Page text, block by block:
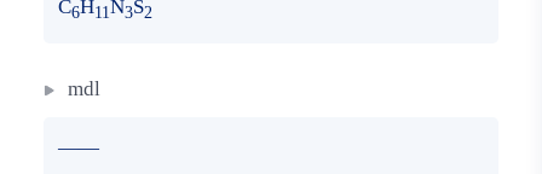
C6H11N3S2
mdl
——